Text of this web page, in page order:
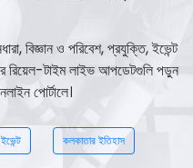
বিজ্ঞান ও পরিবেশ, প্রযুক্তি, ইভেন্ট
রিয়েল-টাইম লাইভ আপডেটগুলি পড়ুন
পোর্টালে।
ইভেন্ট কলকাতার ইতিহাস